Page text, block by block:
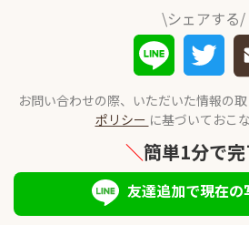
\シェアする/
お問い合わせの際、いただいた情報の取
ポリシー に基づいておこ
＼簡単1分で完
友達追加で現在の